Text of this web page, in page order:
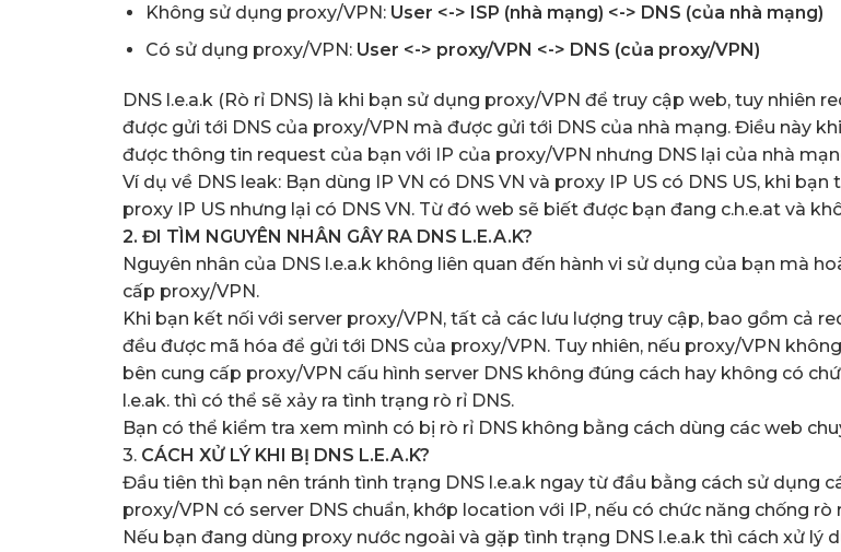
Không sử dụng proxy/VPN: User <-> ISP (nhà mạng) <-> DNS (của nhà mạng)
Có sử dụng proxy/VPN: User <-> proxy/VPN <-> DNS (của proxy/VPN)
DNS l.e.a.k (Rò rỉ DNS) là khi bạn sử dụng proxy/VPN để truy cập web, tuy nhiên
được gửi tới DNS của proxy/VPN mà được gửi tới DNS của nhà mạng. Điều này
được thông tin request của bạn với IP của proxy/VPN nhưng DNS lại của nhà
Ví dụ về DNS leak: Bạn dùng IP VN có DNS VN và proxy IP US có DNS US, khi
proxy IP US nhưng lại có DNS VN. Từ đó web sẽ biết được bạn đang c.h.e.at và
2. ĐI TÌM NGUYÊN NHÂN GÂY RA DNS L.E.A.K?
Nguyên nhân của DNS l.e.a.k không liên quan đến hành vi sử dụng của bạn mà
cấp proxy/VPN.
Khi bạn kết nối với server proxy/VPN, tất cả các lưu lượng truy cập, bao gồm cả
đều được mã hóa để gửi tới DNS của proxy/VPN. Tuy nhiên, nếu proxy/VPN
bên cung cấp proxy/VPN cấu hình server DNS không đúng cách hay không có
l.e.ak. thì có thể sẽ xảy ra tình trạng rò rỉ DNS.
Bạn có thể kiểm tra xem mình có bị rò rỉ DNS không bằng cách dùng các web
3. CÁCH XỬ LÝ KHI BỊ DNS L.E.A.K?
Đầu tiên thì bạn nên tránh tình trạng DNS l.e.a.k ngay từ đầu bằng cách sử dụng
proxy/VPN có server DNS chuẩn, khớp location với IP, nếu có chức năng chống rò
Nếu bạn đang dùng proxy nước ngoài và gặp tình trạng DNS l.e.a.k thì cách xử lý